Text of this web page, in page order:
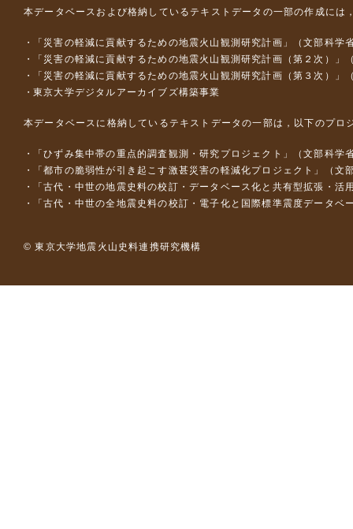
本データベースおよび格納しているテキストデータの一部の作成には
「災害の軽減に貢献するための地震火山観測研究計画」（文部科学
「災害の軽減に貢献するための地震火山観測研究計画（第２次）」
「災害の軽減に貢献するための地震火山観測研究計画（第３次）」
東京大学デジタルアーカイブズ構築事業
本データベースに格納しているテキストデータの一部は，以下のプロ
「ひずみ集中帯の重点的調査観測・研究プロジェクト」（文部科
「都市の脆弱性が引き起こす激甚災害の軽減化プロジェクト」（
「古代・中世の地震史料の校訂・データベース化と共有型拡張・
「古代・中世の全地震史料の校訂・電子化と国際標準震度データ
© 東京大学地震火山史料連携研究機構